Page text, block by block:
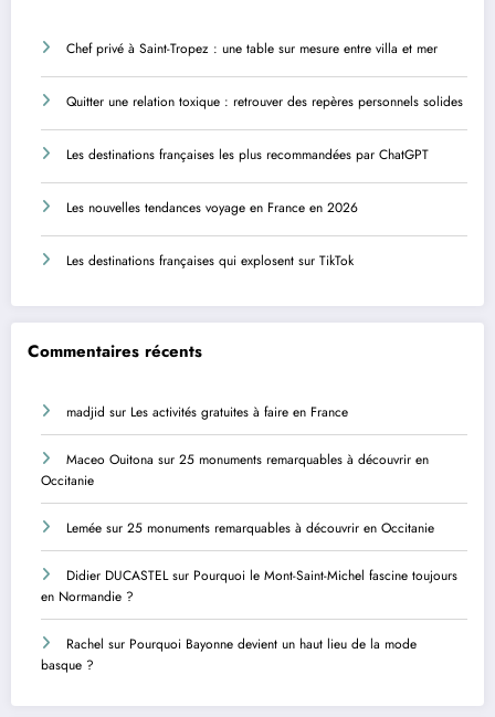
Chef privé à Saint-Tropez : une table sur mesure entre villa et mer
Quitter une relation toxique : retrouver des repères personnels solides
Les destinations françaises les plus recommandées par ChatGPT
Les nouvelles tendances voyage en France en 2026
Les destinations françaises qui explosent sur TikTok
Commentaires récents
madjid sur Les activités gratuites à faire en France
Maceo Ouitona sur 25 monuments remarquables à découvrir en
Occitanie
Lemée sur 25 monuments remarquables à découvrir en Occitanie
Didier DUCASTELsur Pourquoi le Mont-Saint-Michel fascine toujours
en Normandie ?
Rachel sur Pourquoi Bayonne devient un haut lieu de la mode
basque ?